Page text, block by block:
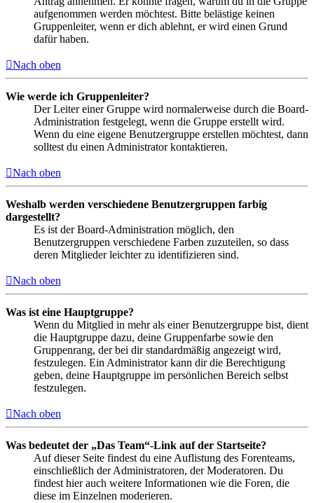
aufgenommen werden möchtest. Bitte belästige keinen
Gruppenleiter, wenn er dich ablehnt, er wird einen Grund
dafür haben.
Nach oben
Wie werde ich Gruppenleiter?
Der Leiter einer Gruppe wird normalerweise durch die Board-
Administration festgelegt, wenn die Gruppe erstellt wird.
Wenn du eine eigene Benutzergruppe erstellen möchtest, dann
solltest du einen Administrator kontaktieren.
Nach oben
Weshalb werden verschiedene Benutzergruppen farbig
dargestellt?
Es ist der Board-Administration möglich, den
Benutzergruppen verschiedene Farben zuzuteilen, so dass
deren Mitglieder leichter zu identifizieren sind.
Nach oben
Was ist eine Hauptgruppe?
Wenn du Mitglied in mehr als einer Benutzergruppe bist, dient
die Hauptgruppe dazu, deine Gruppenfarbe sowie den
Gruppenrang, der bei dir standardmäßig angezeigt wird,
festzulegen. Ein Administrator kann dir die Berechtigung
geben, deine Hauptgruppe im persönlichen Bereich selbst
festzulegen.
Nach oben
Was bedeutet der „Das Team“-Link auf der Startseite?
Auf dieser Seite findest du eine Auflistung des Forenteams,
einschließlich der Administratoren, der Moderatoren. Du
findest hier auch weitere Informationen wie die Foren, die
diese im Einzelnen moderieren.